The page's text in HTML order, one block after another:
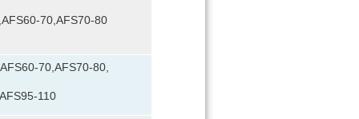
70,AFS70-80
70,AFS70-80,
AFS95-110